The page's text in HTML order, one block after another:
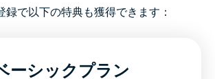
録で以下の特典も獲得できます：
ーシックプラン